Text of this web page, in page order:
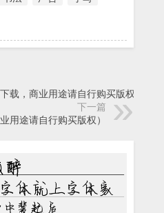
载，商业用途请自行购买版权）
下一篇
用途请自行购买版权）